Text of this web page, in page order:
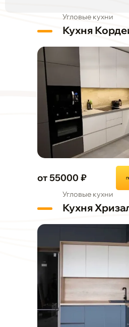
Угловые кухни
Кухня
от 55000 ₽
Угловые кухни
Кухня